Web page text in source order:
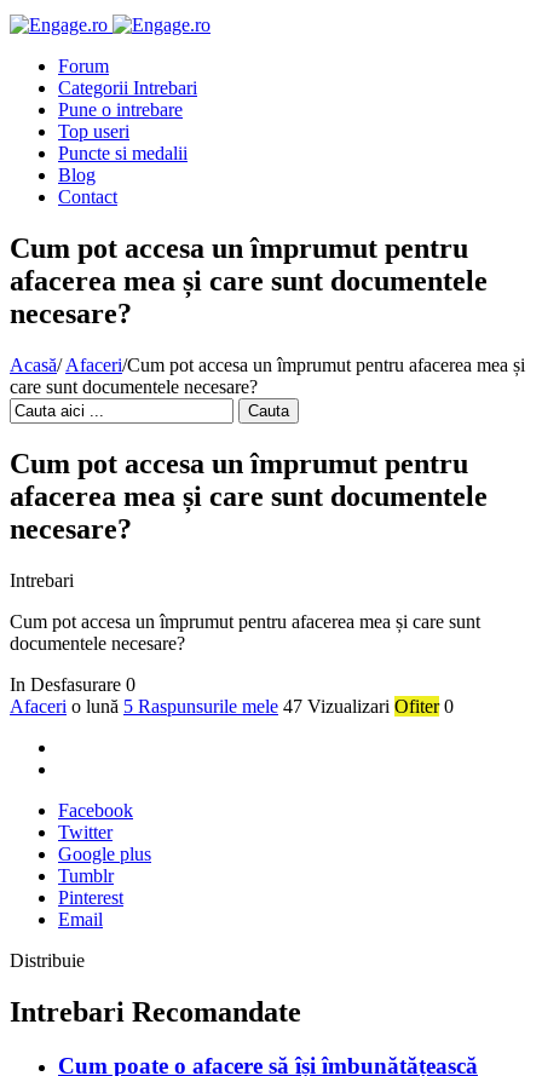
Forum
Categorii Intrebari
Pune o intrebare
Top useri
Puncte si medalii
Blog
Contact
Cum pot accesa un împrumut pentru
afacerea mea și care sunt documentele
necesare?
Acasă/ Afaceri/Cum pot accesa un împrumut pentru afacerea mea și
care sunt documentele necesare?
Cauta
Cum pot accesa un împrumut pentru
afacerea mea și care sunt documentele
necesare?
Intrebari
Cum pot accesa un împrumut pentru afacerea mea și care sunt
documentele necesare?
In Desfasurare 0
Afaceri o lună 5 Raspunsurile mele 47 Vizualizari Ofiter 0
Facebook
Twitter
Google plus
Tumblr
Pinterest
Email
Distribuie
Intrebari Recomandate
Cum poate o afacere să își îmbunătățească